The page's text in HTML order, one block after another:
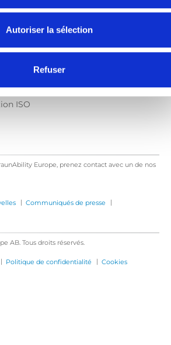
Autoriser la sélection
Refuser
de nous
chez BraunAbility
nous
ISO
Europe, prenez contact avec un de nos
| Communiqués de presse |
AB. Tous droits réservés.
| Politique de confidentialité | Cookies